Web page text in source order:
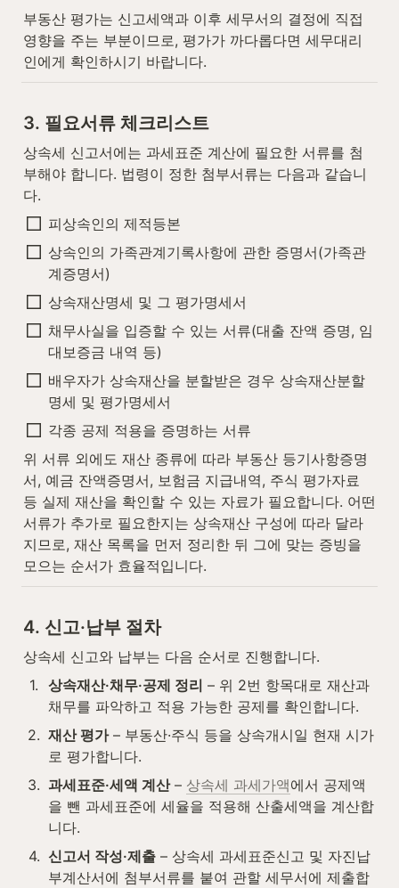
부동산 평가는 신고세액과 이후 세무서의 결정에 직접
영향을 주는 부분이므로, 평가가 까다롭다면 세무대리
인에게 확인하시기 바랍니다.
3. 필요서류 체크리스트
상속세 신고서에는 과세표준 계산에 필요한 서류를 첨
부해야 합니다. 법령이 정한 첨부서류는 다음과 같습니
다.
피상속인의 제적등본
상속인의 가족관계기록사항에 관한 증명서(가족관
계증명서)
상속재산명세 및 그 평가명세서
채무사실을 입증할 수 있는 서류(대출 잔액 증명, 임
대보증금 내역 등)
배우자가 상속재산을 분할받은 경우 상속재산분할
명세 및 평가명세서
각종 공제 적용을 증명하는 서류
위 서류 외에도 재산 종류에 따라 부동산 등기사항증명
서, 예금 잔액증명서, 보험금 지급내역, 주식 평가자료
등 실제 재산을 확인할 수 있는 자료가 필요합니다. 어떤
서류가 추가로 필요한지는 상속재산 구성에 따라 달라
지므로, 재산 목록을 먼저 정리한 뒤 그에 맞는 증빙을
모으는 순서가 효율적입니다.
4. 신고·납부 절차
상속세 신고와 납부는 다음 순서로 진행합니다.
1. 상속재산·채무·공제 정리 – 위 2번 항목대로 재산과
채무를 파악하고 적용 가능한 공제를 확인합니다.
2. 재산 평가 – 부동산·주식 등을 상속개시일 현재 시가
로 평가합니다.
3. 과세표준·세액 계산 – 상속세 과세가액에서 공제액
을 뺀 과세표준에 세율을 적용해 산출세액을 계산합
니다.
4. 신고서 작성·제출 – 상속세 과세표준신고 및 자진납
부계산서에 첨부서류를 붙여 관할 세무서에 제출합